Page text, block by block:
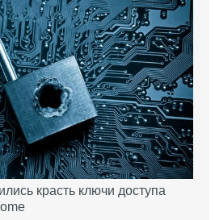
красть ключи доступа